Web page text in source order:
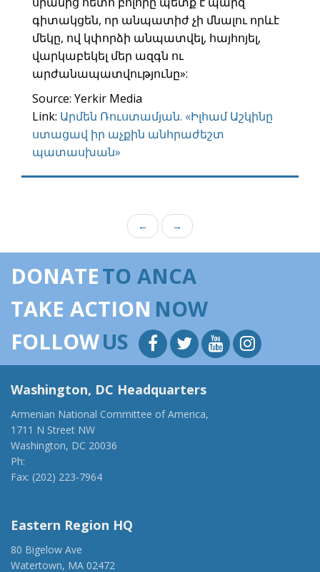
գիտակցեն, որ անպատիժ չի մնալու որևէ
մեկը, ով կփորձի անպատվել, հայհոյել,
վարկաբեկել մեր ազգն ու
արժանապատվությունը»:
Source: Yerkir Media
Link: Արմեն Ռուստամյան. «Իլհամ Աշկինը
ստացավ իր աչքին անհրաժեշտ
պատասխան»
← →
DONATETO ANCA
TAKE ACTION NOW
FOLLOWUS
Washington, DC Headquarters
Armenian National Committee of America,
1711 N Street NW
Washington, DC 20036
Ph:
Fax: (202) 223-7964
Eastern Region HQ
80 Bigelow Ave
Watertown, MA 02472